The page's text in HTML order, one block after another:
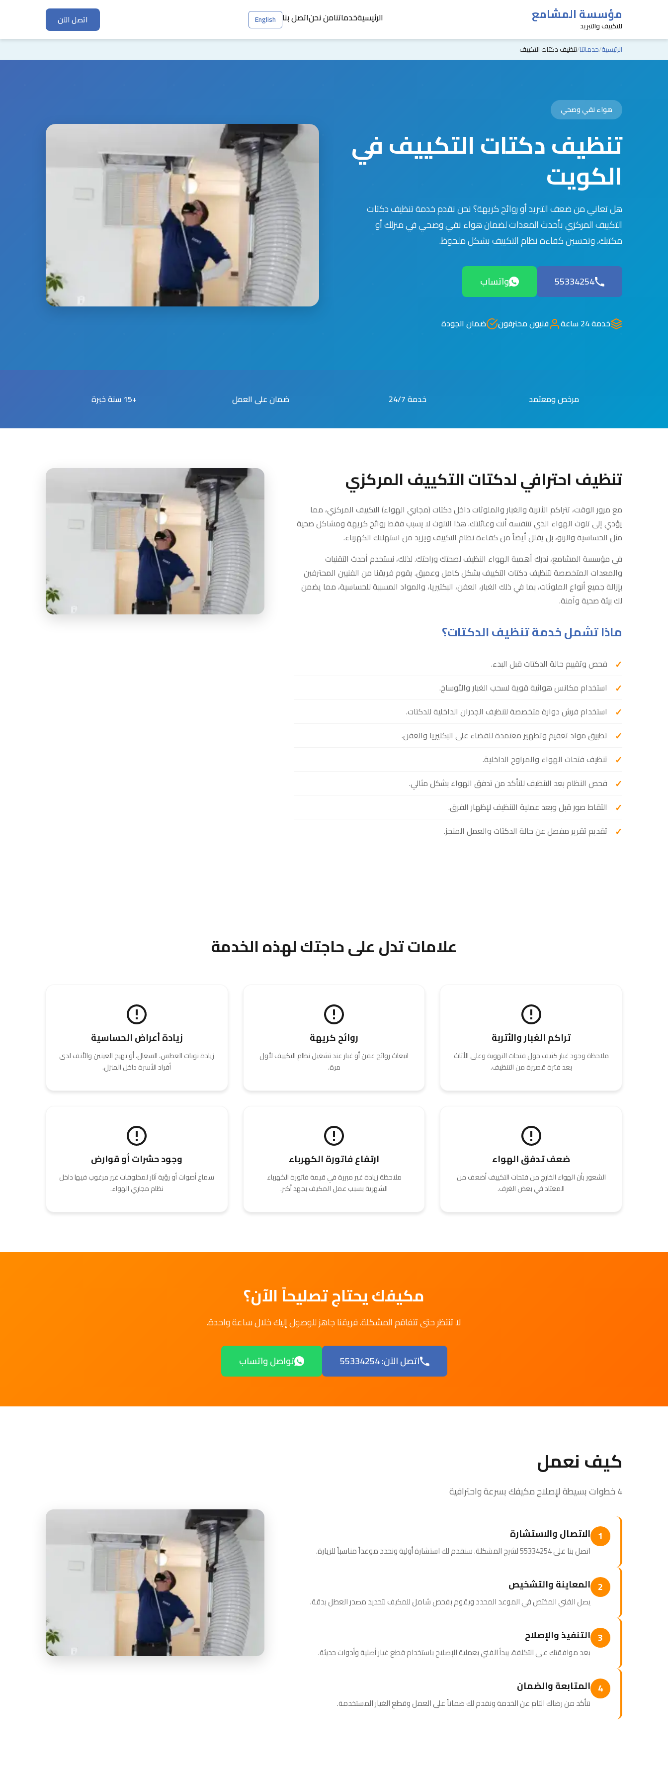
مؤسسة المشامع
للتكييف والتبريد
الرئيسيةخدماتنامن نحناتصل بنا English اتصل الآن
الرئيسية خدماتنا تنظيف دكتات التكييف
هواء نقي وصحي
تنظيف دكتات التكييف في
الكويت
هل تعاني من ضعف التبريد أو روائح كريهة؟ نحن نقدم خدمة تنظيف دكتات
التكييف المركزي بأحدث المعدات لضمان هواء نقي وصحي في منزلك أو
مكتبك، وتحسين كفاءة نظام التكييف بشكل ملحوظ.
55334254 واتساب
خدمة 24 ساعة فنيون محترفون ضمان الجودة
مرخص ومعتمد خدمة 24/7 ضمان على العمل +15 سنة خبرة
تنظيف احترافي لدكتات التكييف المركزي
مع مرور الوقت، تتراكم الأتربة والغبار والملوثات داخل دكتات (مجاري الهواء) التكييف المركزي، مما
يؤدي إلى تلوث الهواء الذي تتنفسه أنت وعائلتك. هذا التلوث لا يسبب فقط روائح كريهة ومشاكل صحية
مثل الحساسية والربو، بل يقلل أيضاً من كفاءة نظام التكييف ويزيد من استهلاك الكهرباء.
في مؤسسة المشامع، ندرك أهمية الهواء النظيف لصحتك وراحتك. لذلك، نستخدم أحدث التقنيات
والمعدات المتخصصة لتنظيف دكتات التكييف بشكل كامل وعميق. يقوم فريقنا من الفنيين المحترفين
بإزالة جميع أنواع الملوثات، بما في ذلك الغبار، العفن، البكتيريا، والمواد المسببة للحساسية، مما يضمن
لك بيئة صحية وآمنة.
ماذا تشمل خدمة تنظيف الدكتات؟
فحص وتقييم حالة الدكتات قبل البدء.
استخدام مكانس هوائية قوية لسحب الغبار والأوساخ.
استخدام فرش دوارة متخصصة لتنظيف الجدران الداخلية للدكتات.
تطبيق مواد تعقيم وتطهير معتمدة للقضاء على البكتيريا والعفن.
تنظيف فتحات الهواء والمراوح الداخلية.
فحص النظام بعد التنظيف للتأكد من تدفق الهواء بشكل مثالي.
التقاط صور قبل وبعد عملية التنظيف لإظهار الفرق.
تقديم تقرير مفصل عن حالة الدكتات والعمل المنجز.
علامات تدل على حاجتك لهذه الخدمة
تراكم الغبار والأتربة
ملاحظة وجود غبار كثيف حول فتحات التهوية وعلى الأثاث
بعد فترة قصيرة من التنظيف.
روائح كريهة
انبعاث روائح عفن أو غبار عند تشغيل نظام التكييف لأول
مرة.
زيادة أعراض الحساسية
زيادة نوبات العطس، السعال، أو تهيج العينين والأنف لدى
أفراد الأسرة داخل المنزل.
ضعف تدفق الهواء
الشعور بأن الهواء الخارج من فتحات التكييف أضعف من
المعتاد في بعض الغرف.
ارتفاع فاتورة الكهرباء
ملاحظة زيادة غير مبررة في قيمة فاتورة الكهرباء
الشهرية بسبب عمل المكيف بجهد أكبر.
وجود حشرات أو قوارض
سماع أصوات أو رؤية آثار لمخلوقات غير مرغوب فيها داخل
نظام مجاري الهواء.
مكيفك يحتاج تصليحاً الآن؟
لا تنتظر حتى تتفاقم المشكلة. فريقنا جاهز للوصول إليك خلال ساعة واحدة.
اتصل الآن: 55334254 تواصل واتساب
كيف نعمل
4 خطوات بسيطة لإصلاح مكيفك بسرعة واحترافية
1 الاتصال والاستشارة
اتصل بنا على 55334254 لشرح المشكلة. سنقدم لك استشارة أولية ونحدد موعداً مناسباً للزيارة.
2 المعاينة والتشخيص
يصل الفني المختص في الموعد المحدد ويقوم بفحص شامل للمكيف لتحديد مصدر العطل بدقة.
3 التنفيذ والإصلاح
بعد موافقتك على التكلفة، يبدأ الفني بعملية الإصلاح باستخدام قطع غيار أصلية وأدوات حديثة.
4 المتابعة والضمان
نتأكد من رضاك التام عن الخدمة ونقدم لك ضماناً على العمل وقطع الغيار المستخدمة.